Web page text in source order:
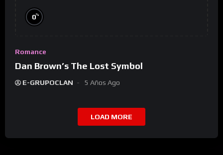
0%
Romance
Dan Brown’s The Lost Symbol
E-GRUPOCLAN 5 Años Ago
LOAD MORE